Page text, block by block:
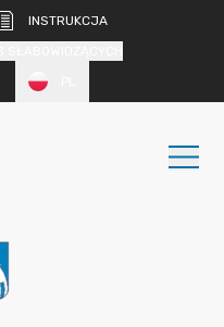
INSTRUKCJA